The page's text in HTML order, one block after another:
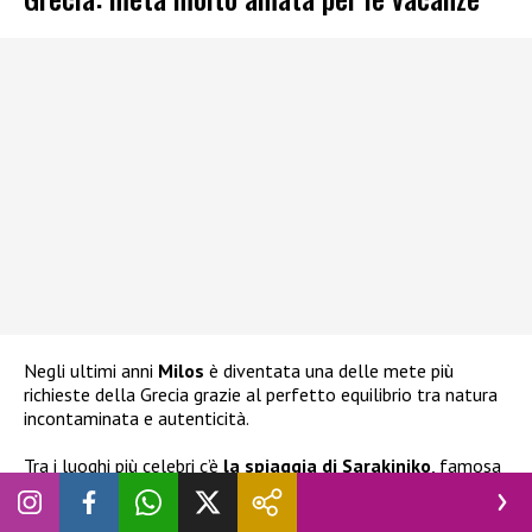
Negli ultimi anni Milos è diventata una delle mete più
richieste della Grecia grazie al perfetto equilibrio tra natura
incontaminata e autenticità.
Tra i luoghi più celebri c’è la spiaggia di Sarakiniko , famosa
per le sue rocce bianche modellate dal vento che ricordano
un paesaggio lunare.